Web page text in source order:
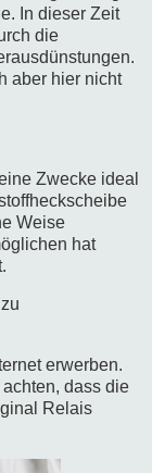
In dieser Zeit
die
aber hier nicht
Zwecke ideal
Weise
hat
erwerben.
dass die
Relais